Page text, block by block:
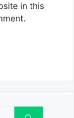
in this